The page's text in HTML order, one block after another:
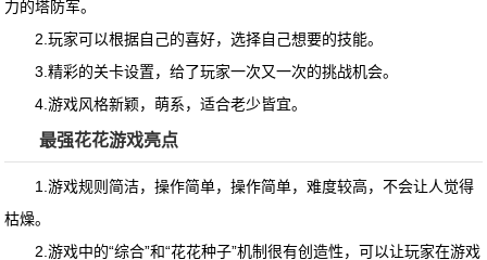
力的塔防军。
2.玩家可以根据自己的喜好，选择自己想要的技能。
3.精彩的关卡设置，给了玩家一次又一次的挑战机会。
4.游戏风格新颖，萌系，适合老少皆宜。
最强花花游戏亮点
1.游戏规则简洁，操作简单，操作简单，难度较高，不会让人觉得
枯燥。
2.游戏中的“综合”和“花花种子”机制很有创造性，可以让玩家在游戏